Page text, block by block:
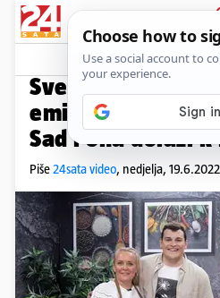
Video
TKO MI BOLJE KUHA?
Svekrva i snaha
emisiji 'zakopale
Sad i ona dolazi
Piše24sata video, nedjelja,